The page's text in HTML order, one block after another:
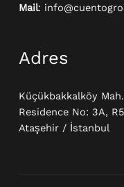
Mail:
Adres
Küçükbakkalköy
Residence No: 3A,
Ataşehir / İstanbul